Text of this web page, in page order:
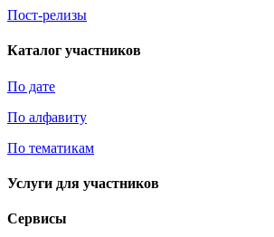
Пост-релизы
Каталог участников
По дате
По алфавиту
По тематикам
Услуги для участников
Сервисы